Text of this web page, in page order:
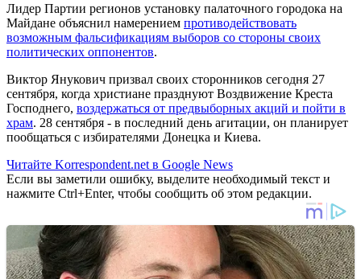
Лидер Партии регионов установку палаточного городока на
Майдане объяснил намерением противодействовать
возможным фальсификациям выборов со стороны своих
политических оппонентов.
Виктор Янукович призвал своих сторонников сегодня 27
сентября, когда христиане празднуют Воздвижение Креста
Господнего, воздержаться от предвыборных акций и пойти в
храм. 28 сентября - в последний день агитации, он планирует
пообщаться с избирателями Донецка и Киева.
Читайте Korrespondent.net в Google News
Если вы заметили ошибку, выделите необходимый текст и
нажмите Ctrl+Enter, чтобы сообщить об этом редакции.